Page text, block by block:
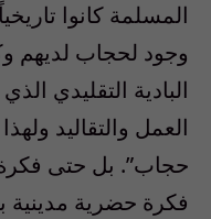
المسلمة كانوا
وجود لحجاب لديهم
البادية التقليدي
العمل والتقاليد
حجاب”. بل حتى فكرة
فكرة حضرية مدينية